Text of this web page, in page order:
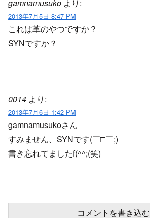
gamnamusuko より:
2013年7月5日 8:47 PM
これは革のやつですか？
SYNですか？
0014 より:
2013年7月6日 1:42 PM
gamnamusukoさん
すみません、SYNです(￣□￣;)
書き忘れてましたf(^^;(笑)
コメントを書き込む